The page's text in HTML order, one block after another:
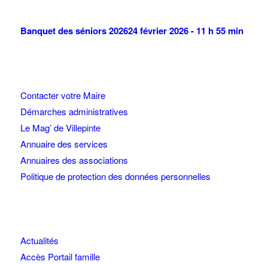
Banquet des séniors 202624 février 2026 - 11 h 55 min
Contacter votre Maire
Démarches administratives
Le Mag’ de Villepinte
Annuaire des services
Annuaires des associations
Politique de protection des données personnelles
Actualités
Accès Portail famille